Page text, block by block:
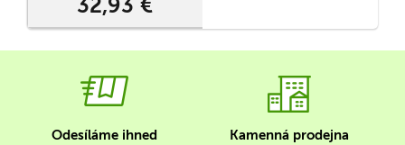
vyhnout se policii a peníze
Odesíláme ihned Kamenná prodejna